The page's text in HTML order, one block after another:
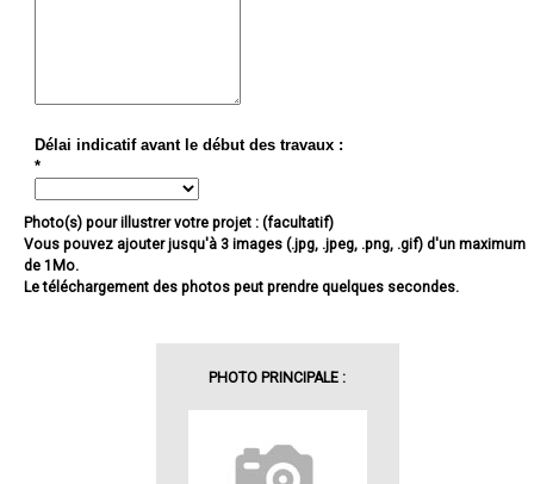
Délai indicatif avant le début des travaux :
*
Photo(s) pour illustrer votre projet : (facultatif)
Vous pouvez ajouter jusqu'à 3 images (.jpg, .jpeg, .png, .gif) d'un maximum
de 1Mo.
Le téléchargement des photos peut prendre quelques secondes.
PHOTO PRINCIPALE :